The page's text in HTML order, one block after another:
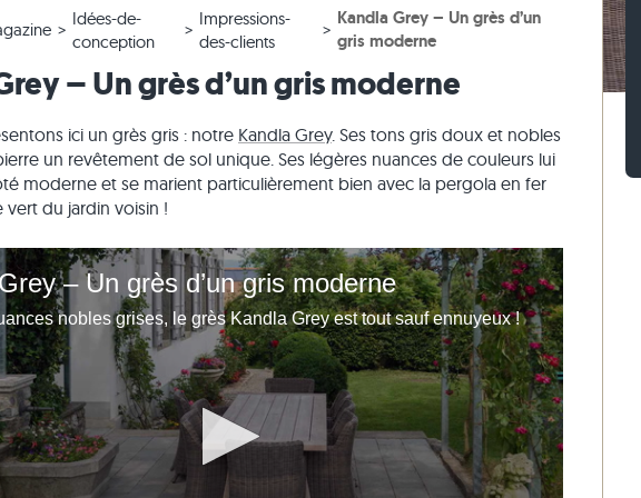
Carrelage blanc
Carrelage beige
Carrelage gris
Dalles beiges
Dalles grises
Pavés en pierre calcaire
Pavés en gneiss
Pavés rectangulaires
Blocs marches en gneiss
Blocs marches en pierre calcaire
Murets en travertin
Murets en gneiss
Parement
Marbre
Quartzite
Grès
Travertin
Idées-de-
conception
Impressions-
des-clients
Kandla Grey – Un grès d’un
gris moderne
– Un grès d’un gris moderne
ici un grès gris : notre Kandla Grey. Ses tons gris doux et nobles
un revêtement de sol unique. Ses légères nuances de couleurs lui
moderne et se marient particulièrement bien avec la pergola en fer
vert du jardin voisin !
– Un grès d’un gris moderne
nobles grises, le grès Kandla Grey est tout sauf ennuyeux !